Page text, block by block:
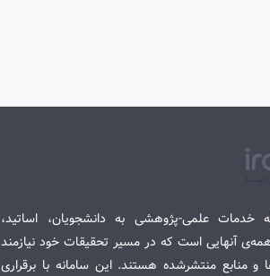
خدمات علمی-پژوهشی به دانشجویان، اساتید،
آنهایی است که در مسیر تحقیقات خود نیازمند
منابع منتشرشده هستند. این سامانه با برقراری